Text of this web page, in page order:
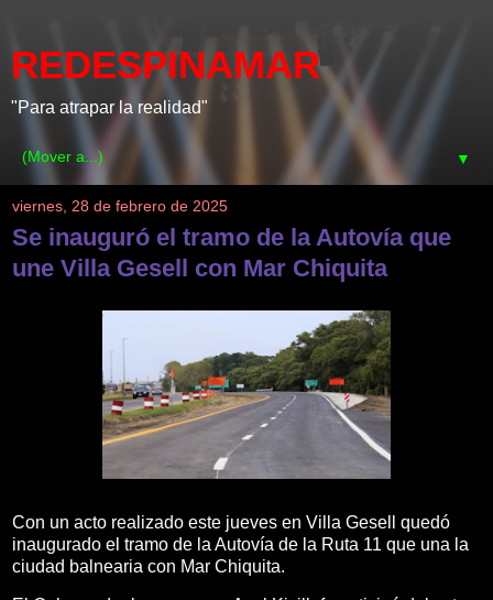
REDESPINAMAR
"Para atrapar la realidad"
▼
viernes, 28 de febrero de 2025
Se inauguró el tramo de la Autovía que
une Villa Gesell con Mar Chiquita
Con un acto realizado este jueves en Villa Gesell quedó
inaugurado el tramo de la Autovía de la Ruta 11 que una la
ciudad balnearia con Mar Chiquita.